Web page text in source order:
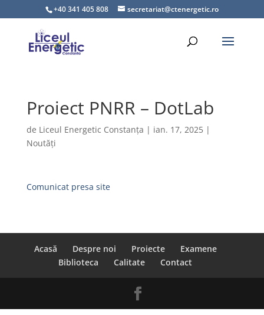
+40 341 405 808 secretariat@ctenergetic.ro
Proiect PNRR – DotLab
de Liceul Energetic Constanța | ian. 17, 2025|
Noutăți
Comunicat presa site
Acasă Despre noi Proiecte
Examene
Biblioteca
Calitate Contact